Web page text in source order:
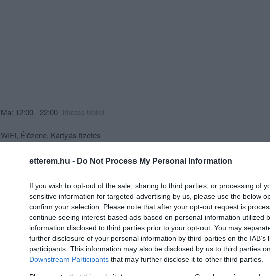
etterem.hu - Do Not Process My Personal Information
If you wish to opt-out of the sale, sharing to third parties, or processing of
sensitive information for targeted advertising by us, please use the below
confirm your selection. Please note that after your opt-out request is
continue seeing interest-based ads based on personal information utilized
information disclosed to third parties prior to your opt-out. You may
further disclosure of your personal information by third parties on the IAB’s
participants. This information may also be disclosed by us to third parties
Downstream Participants that may further disclose it to other third parties.
Ma: 12:00 - 22:00 Mutass többet
WIFI, Élőzene, Kártyás fizetés